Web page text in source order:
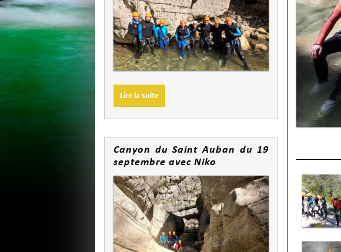
Lire la suite
Canyon du Saint Auban du 19
septembre avec Niko